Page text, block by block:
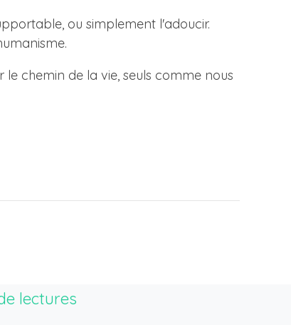
ou simplement l'adoucir.
chemin de la vie, seuls comme nous
lectures